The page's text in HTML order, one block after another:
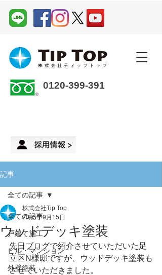
0120-399-391
記事
全ての記事
戸建て施工
ビル・マンション
外壁塗装
全ての記事
ウッドデッキ塗装
株式会社Tip Top
2025年9月15日
先日ブログで紹介させていただいた足
立区N様邸ですが、ウッドデッキ塗装も
させていただきました。